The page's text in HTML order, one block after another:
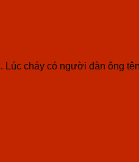
cháy có người đàn ông